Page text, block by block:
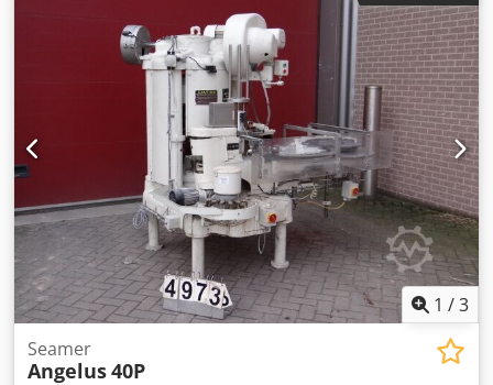
ingångsfrekvens:
50 Hz, inspänning: , garantitid:24
, Komplett utrustning / på förfrågan / för
produktion av mozzarella, gul ost, suluguni och liknande.
Dosering samt dekorativ dosering. - Ostsmältningsugn
Chjdjt I Dxwjpfx Af Rsa - Extruder-buffert för matning till
dispensern - Ett set med olika munstycken för dosering
1 /3
Seamer
Angelus40P